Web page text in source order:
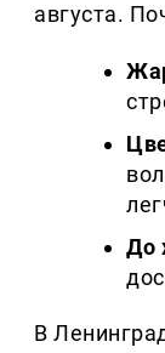
августа.
До
В